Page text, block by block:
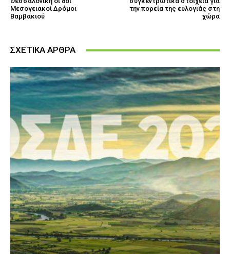
Μεσογειακοί Δρόμοι
Βαμβακιού
την πορεία της ευλογιάς στη
χώρα
ΣΧΕΤΙΚΑ ΑΡΘΡΑ